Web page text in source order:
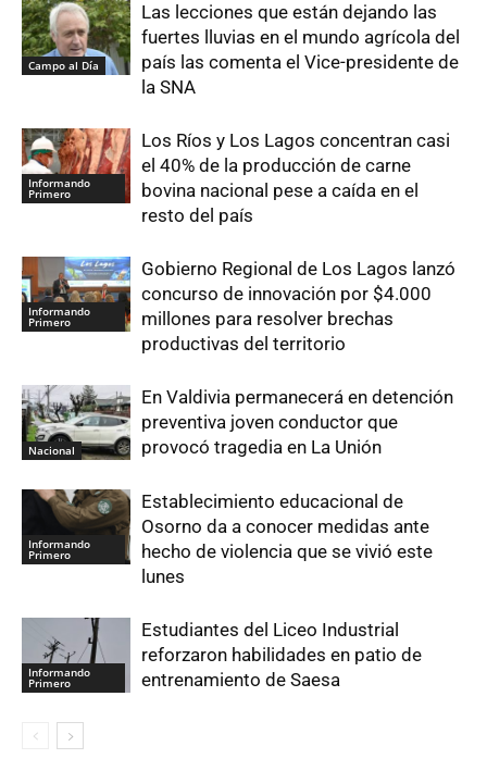
Campo al Día
Las lecciones que están dejando las
fuertes lluvias en el mundo agrícola del
país las comenta el Vice-presidente de
la SNA
Informando
Primero
Los Ríos y Los Lagos concentran casi
el 40% de la producción de carne
bovina nacional pese a caída en el
resto del país
Informando
Primero
Gobierno Regional de Los Lagos lanzó
concurso de innovación por $4.000
millones para resolver brechas
productivas del territorio
Nacional
En Valdivia permanecerá en detención
preventiva joven conductor que
provocó tragedia en La Unión
Informando
Primero
Establecimiento educacional de
Osorno da a conocer medidas ante
hecho de violencia que se vivió este
lunes
Informando
Primero
Estudiantes del Liceo Industrial
reforzaron habilidades en patio de
entrenamiento de Saesa